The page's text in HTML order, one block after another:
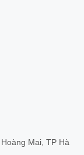
Mai, TP Hà